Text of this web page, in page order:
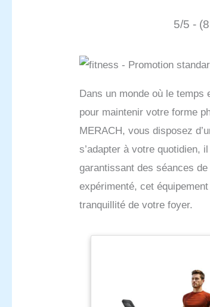
5/5 -
Dans un monde où le
pour maintenir votre forme
MERACH, vous disposez
s’adapter à votre quotidien,
garantissant des séances
expérimenté, cet
tranquillité de votre foyer.